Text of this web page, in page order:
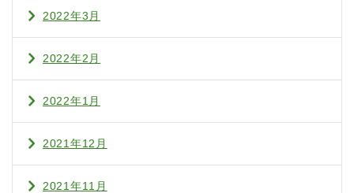
2022年3月
2022年2月
2022年1月
2021年12月
2021年11月